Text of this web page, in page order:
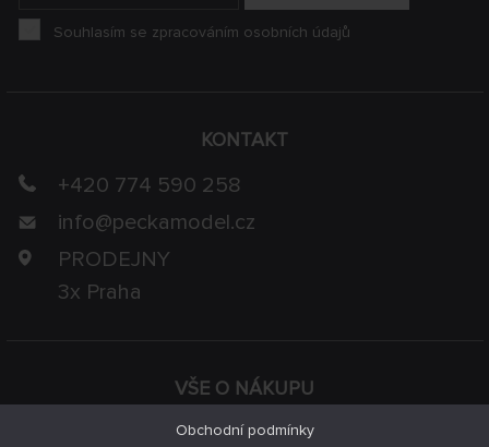
VŠE O NÁKUPU
Obchodní podmínky
KONTAKT
+420 774 590 258
info@peckamodel.cz
PRODEJNY
3x Praha
Souhlasím se zpracováním osobních údajů